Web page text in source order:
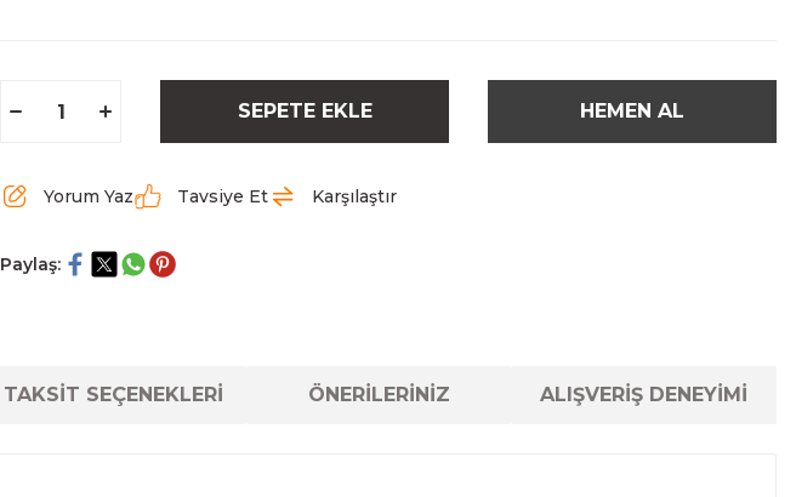
SEPETE EKLE HEMEN AL
Yorum Yaz Tavsiye Et Karşılaştır
Paylaş:
TAKSİT SEÇENEKLERİ ÖNERİLERİNİZ ALIŞVERİŞ DENEYİMİ